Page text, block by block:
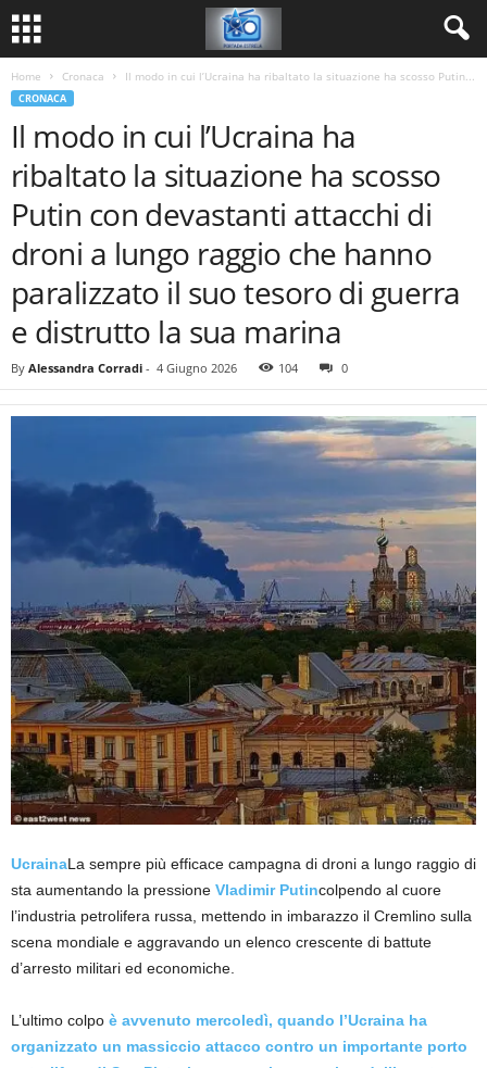
Home Cronaca Il modo in cui l’Ucraina ha ribaltato la situazione ha scosso Putin...
CRONACA
Il modo in cui l’Ucraina ha
ribaltato la situazione ha scosso
Putin con devastanti attacchi di
droni a lungo raggio che hanno
paralizzato il suo tesoro di guerra
e distrutto la sua marina
By Alessandra Corradi - 4 Giugno 2026 104 0
UcrainaLa sempre più efficace campagna di droni a lungo raggio di
sta aumentando la pressione Vladimir Putincolpendo al cuore
l’industria petrolifera russa, mettendo in imbarazzo il Cremlino sulla
scena mondiale e aggravando un elenco crescente di battute
d’arresto militari ed economiche.
L’ultimo colpo è avvenuto mercoledì, quando l’Ucraina ha
organizzato un massiccio attacco contro un importante porto